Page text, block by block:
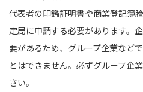
代表者の印鑑証明書や商業登記簿
定局に申請する必要があります。
要があるため、グループ企業など
とはできません。必ずグループ企
さい。